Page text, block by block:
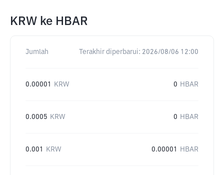
KRW ke HBAR
Jumlah Terakhir diperbarui: 2026/08/06 12:00
0.00001 KRW 0 HBAR
0.0005 KRW 0 HBAR
0.001 KRW 0.00001 HBAR